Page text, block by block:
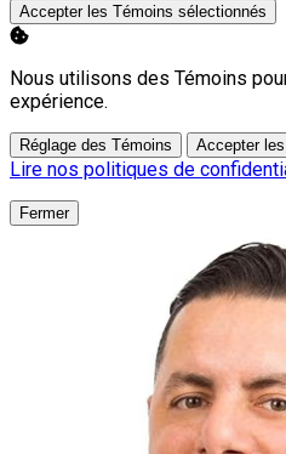
Accepter les Témoins sélectionnés
Nous utilisons des Témoins
expérience.
Réglage des Témoins Accepter
Lire nos politiques de
Fermer